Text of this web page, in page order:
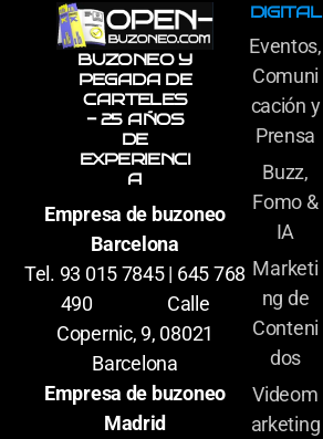
BUZONEO Y
PEGADA DE
CARTELES
- 25 AÑOS
DE
EXPERIENCI
A
Empresa de buzoneo
Barcelona
Tel. 93 015 7845 | 645 768
490 Calle
Copernic, 9, 08021
Barcelona
Empresa de buzoneo
Madrid
DIGITAL
Eventos,
Comuni
cación y
Prensa
Buzz,
Fomo &
IA
Marketi
ng de
Conteni
dos
Videom
arketing